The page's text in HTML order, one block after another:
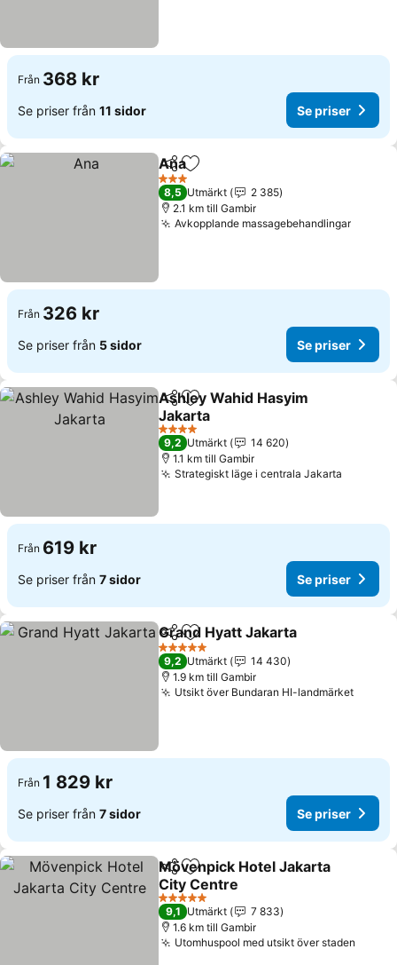
Från 368 kr
Se priser från 11 sidor Se priser
Dela Lägg till i Mina Favoriter
Ana
3 Stjärnor
8,5 Utmärkt
2 385
2.1 km till Gambir
Avkopplande massagebehandlingarSe
Från 326 kr
Se priser från 5 sidor Se priser
Dela Lägg till i Mina Favoriter
Ashley Wahid Hasyim
Jakarta
Se priser
4 Stjärnor
9,2 Utmärkt
14 620
1.1 km till Gambir
Strategiskt läge i centrala Jakarta
Från 619 kr
Se priser från 7 sidor Se priser
Dela Lägg till i Mina Favoriter
Grand Hyatt Jakarta
5 Stjärnor
9,2 Utmärkt
14 430
1.9 km till Gambir
Utsikt över Bundaran HI-landmärketSe
Från 1 829 kr
Se priser från 7 sidor Se priser
Dela Lägg till i Mina Favoriter
Mövenpick Hotel Jakarta
City Centre
Se priser
5 Stjärnor
9,1 Utmärkt
7 833
1.6 km till Gambir
Utomhuspool med utsikt över staden